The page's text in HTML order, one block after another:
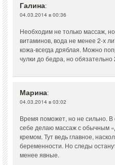
Галина:
04.03.2014 в 00:36
Необходим не только массаж,
витаминов, вода не менее 2-х
кожа-всегда дряблая. Можно
чулки до бедра, но обязательно
Марина:
04.03.2014 в 03:02
Время поможет, но не сильно. В
себе делаю массаж с обычным
кремом. Тут ведь главное,
беременности. Но следы
менее явные.